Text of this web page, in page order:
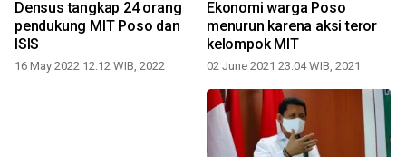
Densus tangkap 24 orang
pendukung MIT Poso dan
ISIS
16 May 2022 12:12 WIB, 2022
Ekonomi warga Poso
menurun karena aksi teror
kelompok MIT
02 June 2021 23:04 WIB, 2021